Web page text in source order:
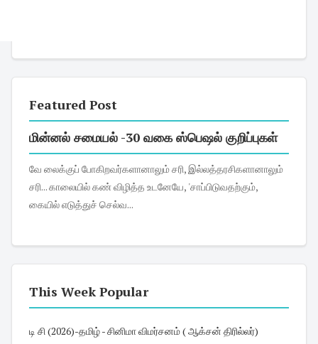
Featured Post
மின்னல் சமையல் -30 வகை ஸ்பெஷல் குறிப்புகள்
வே லைக்குப் போகிறவர்களானாலும் சரி, இல்லத்தரசிகளானாலும்
சரி... காலையில் கண் விழித்த உடனேயே, 'சாப்பிடுவதற்கும்,
கையில் எடுத்துச் செல்வ...
This Week Popular
டி சி (2026)-தமிழ் - சினிமா விமர்சனம் ( ஆக்சன் திரில்லர்)